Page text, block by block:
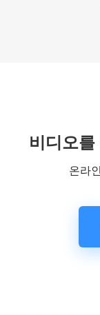
비디오
온라